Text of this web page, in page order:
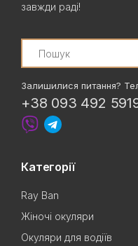
завжди раді!
Search
Залишилися питання?
+38 093 492
Категорії
Ray Ban
Жіночі окуляри
Окуляри для водіїв